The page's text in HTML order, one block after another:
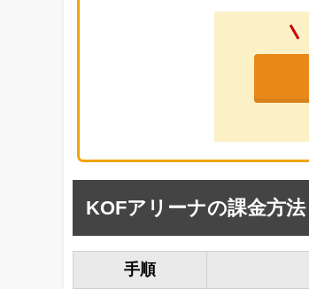
KOFアリーナの課金方法
手順